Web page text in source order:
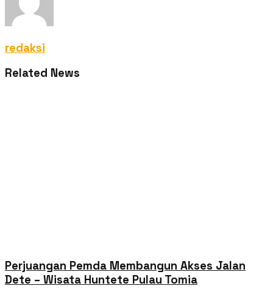
redaksi
Related News
Perjuangan Pemda Membangun Akses Jalan
Dete – Wisata Huntete Pulau Tomia